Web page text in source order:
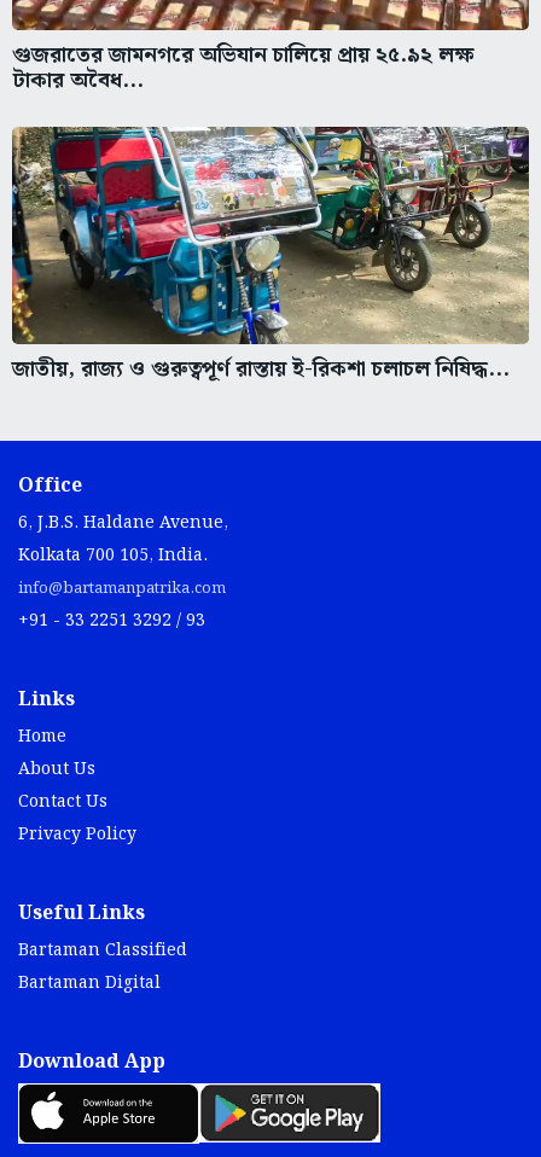
গুজরাতের জামনগরে অভিযান চালিয়ে প্রায় ২৫.৯২ লক্ষ
টাকার অবৈধ...
জাতীয়, রাজ্য ও গুরুত্বপূর্ণ রাস্তায় ই-রিকশা চলাচল নিষিদ্ধ...
Office
6, J.B.S. Haldane Avenue,
Kolkata 700 105, India.
info@bartamanpatrika.com
+91 - 33 2251 3292 / 93
Links
Home
About Us
Contact Us
Privacy Policy
Useful Links
Bartaman Classified
Bartaman Digital
Download App